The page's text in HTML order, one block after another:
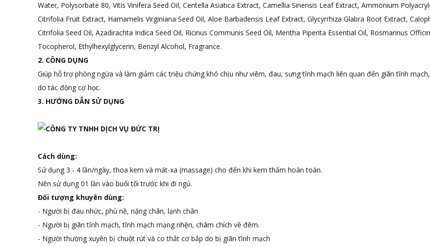
Water, Polysorbate 80, Vitis Vinifera Seed Oil, Centella Asiatica Extract, Camellia Sinensis Leaf Extract, Ammonium
Citrifolia Fruit Extract, Hamamelis Virginiana Seed Oil, Aloe Barbadensis Leaf Extract, Glycyrrhiza Glabra Root Extract,
Citrifolia Seed Oil, Azadirachta Indica Seed Oil, Ricinus Communis Seed Oil, Mentha Piperita Essential Oil, Rosmarinus
Tocopherol, Ethylhexylglycerin, Benzyl Alcohol, Fragrance.
2. CÔNG DỤNG
Giúp hỗ trợ phòng ngừa và làm giảm các triệu chứng khó chịu như viêm, đau, sưng tĩnh mạch liên quan đến giãn tĩnh
do tác động cơ học.
3. HƯỚNG DẪN SỬ DỤNG
Cách dùng:
Sử dụng 3 - 4 lần/ngày, thoa kem và mát-xa (massage) cho đến khi kem thấm hoàn toàn.
Nên sử dụng 01 lần vào buổi tối trước khi đi ngủ.
Đối tượng khuyên dùng:
- Người bị đau nhức, phù nề, nặng chân, lạnh chân
- Người bị giãn tĩnh mạch, tĩnh mạch mạng nhện, châm chích về đêm.
- Người thường xuyên bị chuột rút và co thắt cơ bắp do bị giãn tĩnh mạch